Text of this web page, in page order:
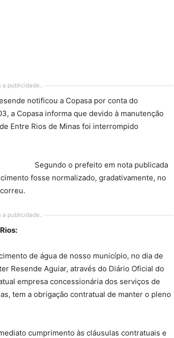
a publicidade..
notificou a Copasa por conta do
a Copasa informa que devido à manutenção
Entre Rios de Minas foi interrompido
Segundo o prefeito em nota publicada
fosse normalizado, gradativamente, no
a publicidade..
de água de nosso município, no dia de
Resende Aguiar, através do Diário Oficial do
empresa concessionária dos serviços de
tem a obrigação contratual de manter o pleno
cumprimento às cláusulas contratuais e